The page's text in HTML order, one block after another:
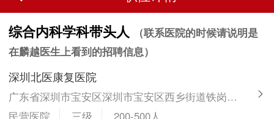
综合内科学科带头人
（联系医院的时候请说明是
在麟越医生上看到的招聘信息）
深圳北医康复医院
广东省深圳市宝安区深圳市宝安区西乡街道铁岗社区鸿鹏中心A栋